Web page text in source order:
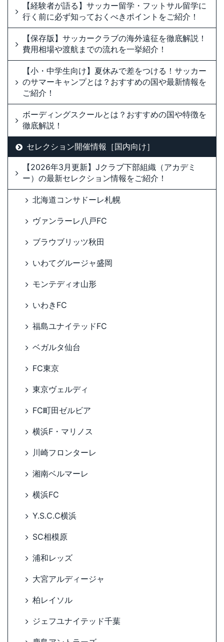
【経験者が語る】サッカー留学・フットサル留学に
行く前に必ず知っておくべきポイントをご紹介！
【保存版】サッカークラブの海外遠征を徹底解説！
費用相場や渡航までの流れを一挙紹介！
【小・中学生向け】夏休みで差をつける！サッカー
のサマーキャンプとは？おすすめの国や最新情報を
ご紹介！
ボーディングスクールとは？おすすめの国や特徴を
徹底解説！
セレクション開催情報［国内向け］
【2026年3月更新】Jクラブ下部組織（アカデミ
ー）の最新セレクション情報をご紹介！
北海道コンサドーレ札幌
ヴァンラーレ八戸FC
ブラウブリッツ秋田
いわてグルージャ盛岡
モンテディオ山形
いわきFC
福島ユナイテッドFC
ベガルタ仙台
FC東京
東京ヴェルディ
FC町田ゼルビア
横浜F・マリノス
川崎フロンターレ
湘南ベルマーレ
横浜FC
Y.S.C.C横浜
SC相模原
浦和レッズ
大宮アルディージャ
柏レイソル
ジェフユナイテッド千葉